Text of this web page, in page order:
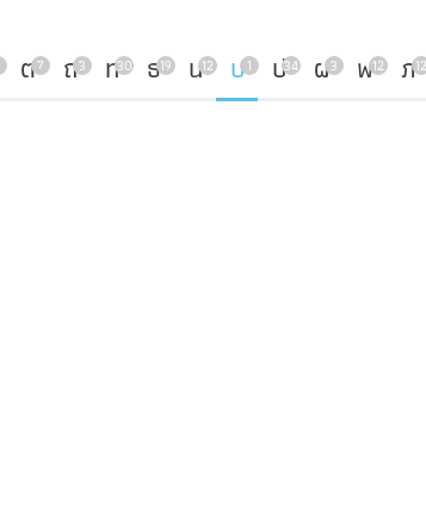
ต7 ถ3 ท30 ธ19 น12 บ1 ป34 ผ3 พ12 ภ12